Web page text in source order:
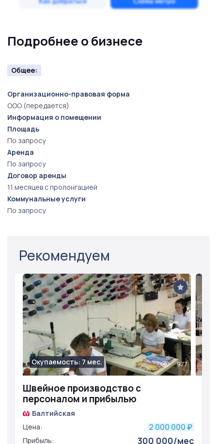
Подробнее о бизнесе
Общее:
Организационно-правовая форма
ООО (передается)
Информация о помещении
Площадь
По запросу
Аренда
По запросу
Договор аренды
11 месяцев с пролонгацией
Коммунальные услуги
По запросу
Рекомендуем
Швейное производство с
персоналом и прибылью
Окупаемость: 7 мес. 977
Балтийская
Цена:
2 000 000 ₽
Прибыль: 300 000/мес